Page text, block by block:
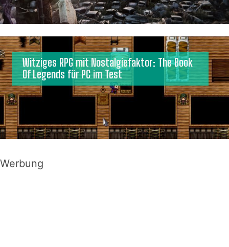
Witziges RPG mit Nostalgiefaktor: The Book
Of Legends für PC im Test
Werbung